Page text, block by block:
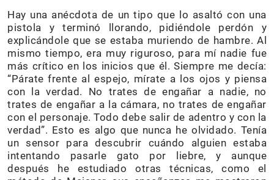
Hay una anécdota de un tipo que lo asaltó con una
pistola y terminó llorando, pidiéndole perdón y
explicándole que se estaba muriendo de hambre. Al
mismo tiempo, era muy riguroso, para mí nadie fue
más crítico en los inicios que él. Siempre me decía:
“Párate frente al espejo, mírate a los ojos y piensa
con la verdad. No trates de engañar a nadie, no
trates de engañar a la cámara, no trates de engañar
con el personaje. Todo debe salir de adentro y con la
verdad”. Esto es algo que nunca he olvidado. Tenía
un sensor para descubrir cuándo alguien estaba
intentando pasarle gato por liebre, y aunque
después he estudiado otras técnicas, como el